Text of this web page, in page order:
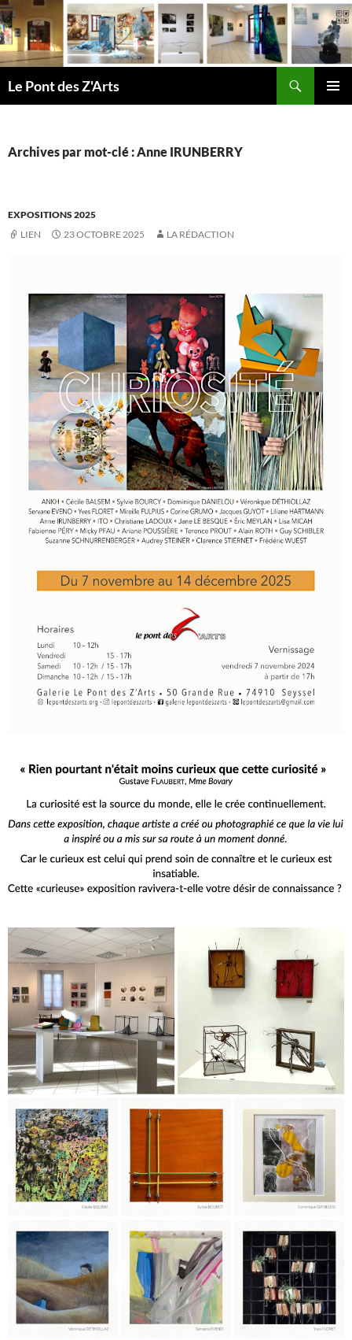
Aller
au
contenu
Le Pont des Z'Arts
Archives par mot-clé : Anne IRUNBERRY
EXPOSITIONS 2025
LIEN
23 OCTOBRE 2025 LA RÉDACTION